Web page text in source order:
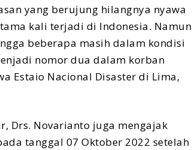
yang berujung hilangnya nyawa
kali terjadi di Indonesia. Namun
beberapa masih dalam kondisi
nomor dua dalam korban
Estaio Nacional Disaster di Lima,
Drs. Novarianto juga mengajak
tanggal 07 Oktober 2022 setelah